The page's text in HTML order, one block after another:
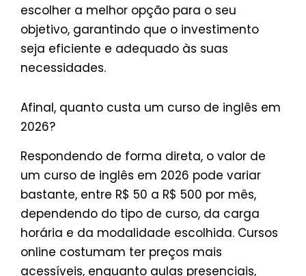
escolher a melhor opção para o seu
objetivo, garantindo que o investimento
seja eficiente e adequado às suas
necessidades.
Afinal, quanto custa um curso de inglês em
2026?
Respondendo de forma direta, o valor de
um curso de inglês em 2026 pode variar
bastante, entre R$ 50 a R$ 500 por mês,
dependendo do tipo de curso, da carga
horária e da modalidade escolhida. Cursos
online costumam ter preços mais
acessíveis, enquanto aulas presenciais,